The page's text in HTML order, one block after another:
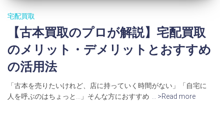
宅配買取
【古本買取のプロが解説】宅配買取
のメリット・デメリットとおすすめ
の活用法
「古本を売りたいけれど、店に持っていく時間がない」「自宅に
人を呼ぶのはちょっと…」そんな方におすすめ … >Read more